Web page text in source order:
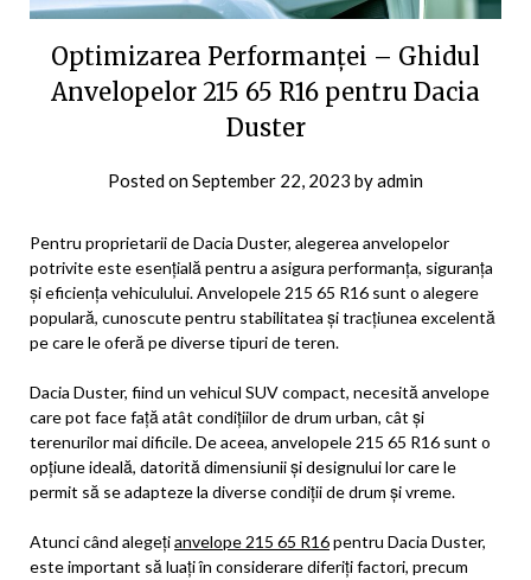
Optimizarea Performanței – Ghidul
Anvelopelor 215 65 R16 pentru Dacia
Duster
Posted onSeptember 22, 2023 byadmin
Pentru proprietarii de Dacia Duster, alegerea anvelopelor
potrivite este esențială pentru a asigura performanța, siguranța
și eficiența vehiculului. Anvelopele 215 65 R16 sunt o alegere
populară, cunoscute pentru stabilitatea și tracțiunea excelentă
pe care le oferă pe diverse tipuri de teren.
Dacia Duster, fiind un vehicul SUV compact, necesită anvelope
care pot face față atât condițiilor de drum urban, cât și
terenurilor mai dificile. De aceea, anvelopele 215 65 R16 sunt o
opțiune ideală, datorită dimensiunii și designului lor care le
permit să se adapteze la diverse condiții de drum și vreme.
Atunci când alegețianvelope 215 65 R16pentru Dacia Duster,
este important să luați în considerare diferiți factori, precum